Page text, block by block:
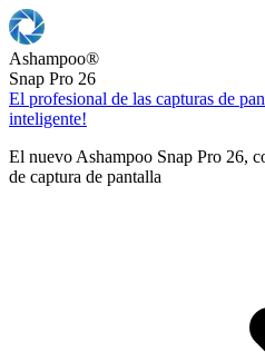
Ashampoo®
Snap Pro 26
El profesional de las capturas de
inteligente!
El nuevo Ashampoo Snap Pro 26,
de captura de pantalla